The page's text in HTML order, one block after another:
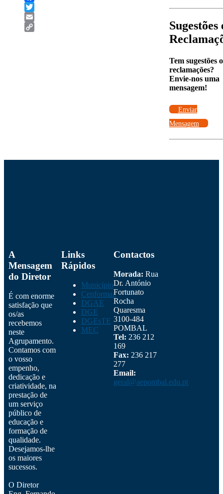
Facebook
Twitter
Email
Sugestões
Tem sugestões
reclamações?
Envie-nos uma
mensagem!
Enviar
Mensagem
A
Mensagem
do Diretor
É com enorme
satisfação que
os/as
recebemos
neste
Agrupamento.
Contamos com
o vosso
empenho,
dedicação e
criatividade, na
prestação de
um serviço
público de
educação e
formação de
qualidade.
Desejamos-lhe
os maiores
sucessos.
O Diretor
Links
Rápidos
Município
Cenformaz
DGAE
DGE
DGEsTE
MEC
Contactos
Morada: Rua
Dr. António
Fortunato
Rocha
Quaresma
3100-484
POMBAL
Tel: 236 212
169
Fax: 236 217
277
Email:
geral@aepombal.edu.pt